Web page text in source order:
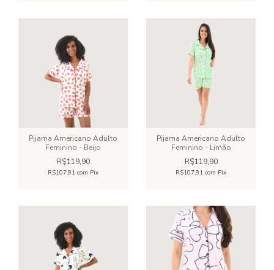
Pijama Americano Adulto
Feminino - Beijo
R$119,90
R$107,91 com Pix
Pijama Americano Adulto
Feminino - Limão
R$119,90
R$107,91 com Pix